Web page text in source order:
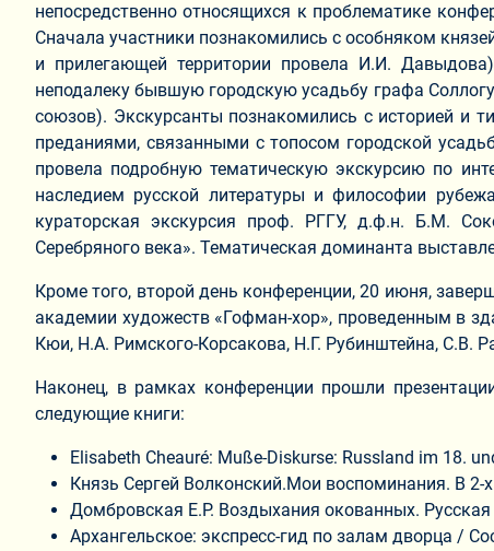
непосредственно относящихся к проблематике
Сначала участники познакомились с особняком
и прилегающей территории провела И.И.
неподалеку бывшую городскую усадьбу графа
союзов). Экскурсанты познакомились с историей и
преданиями, связанными с топосом городской
провела подробную тематическую экскурсию по
наследием русской литературы и философии
кураторская экскурсия проф. РГГУ, д.ф.н. Б.М.
Серебряного века». Тематическая доминанта
Кроме того, второй день конференции, 20 июня,
академии художеств «Гофман-хор», проведенным в
Кюи, Н.А. Римского-Корсакова, Н.Г. Рубинштейна, С.В.
Наконец, в рамках конференции прошли
следующие книги:
Elisabeth Cheauré: Muße-Diskurse: Russland im 18.
Князь Сергей Волконский.Мои воспоминания. В
Домбровская Е.Р. Воздыхания окованных. Русская
Архангельское: экспресс-гид по залам дворца /